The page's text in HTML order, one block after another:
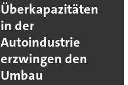
Überkapazitäten
in der
Autoindustrie
erzwingen den
Umbau